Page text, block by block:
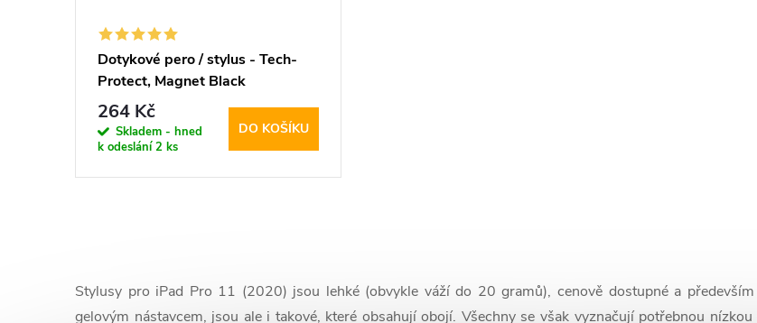
Dotykové pero / stylus - Tech-
Protect, Magnet Black
264 Kč
Skladem - hned
k odeslání2 ks
DO KOŠÍKU
v
Stylusy pro iPad Pro 11 (2020) jsou lehké (obvykle váží do 20 gramů), cenově dostupné a
gelovým nástavcem, jsou ale i takové, které obsahují obojí. Všechny se však vyznačují potřebnou